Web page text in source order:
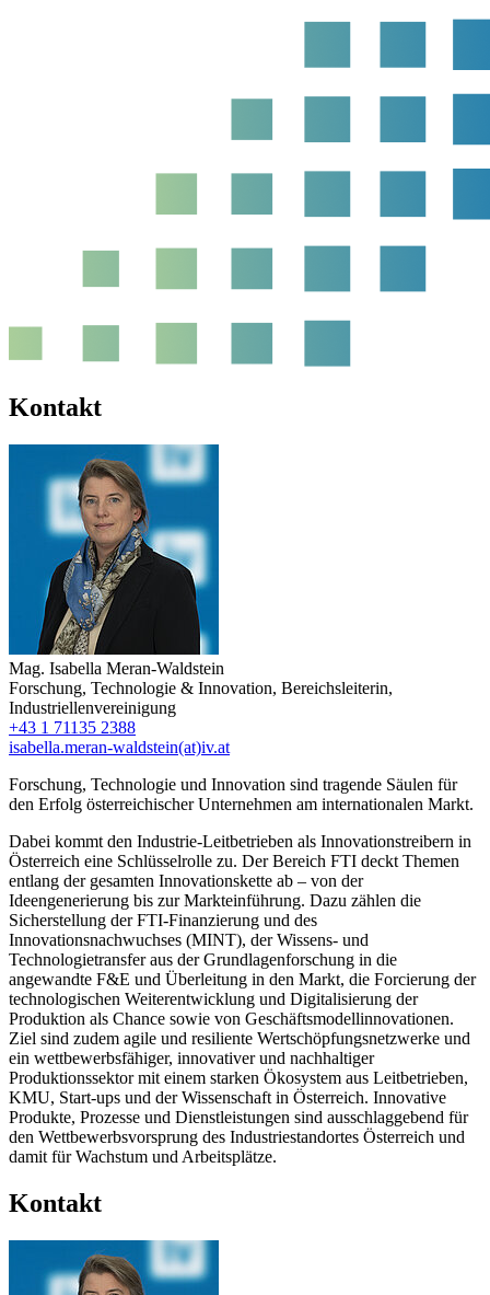
Kontakt
Mag. Isabella Meran-Waldstein
Forschung, Technologie & Innovation, Bereichsleiterin,
Industriellenvereinigung
+43 1 71135 2388
isabella.meran-waldstein(at)iv.at
Forschung, Technologie und Innovation sind tragende Säulen für
den Erfolg österreichischer Unternehmen am internationalen Markt.
Dabei kommt den Industrie-Leitbetrieben als Innovationstreibern in
Österreich eine Schlüsselrolle zu. Der Bereich FTI deckt Themen
entlang der gesamten Innovationskette ab – von der
Ideengenerierung bis zur Markteinführung. Dazu zählen die
Sicherstellung der FTI-Finanzierung und des
Innovationsnachwuchses (MINT), der Wissens- und
Technologietransfer aus der Grundlagenforschung in die
angewandte F&E und Überleitung in den Markt, die Forcierung der
technologischen Weiterentwicklung und Digitalisierung der
Produktion als Chance sowie von Geschäftsmodellinnovationen.
Ziel sind zudem agile und resiliente Wertschöpfungsnetzwerke und
ein wettbewerbsfähiger, innovativer und nachhaltiger
Produktionssektor mit einem starken Ökosystem aus Leitbetrieben,
KMU, Start-ups und der Wissenschaft in Österreich. Innovative
Produkte, Prozesse und Dienstleistungen sind ausschlaggebend für
den Wettbewerbsvorsprung des Industriestandortes Österreich und
damit für Wachstum und Arbeitsplätze.
Kontakt